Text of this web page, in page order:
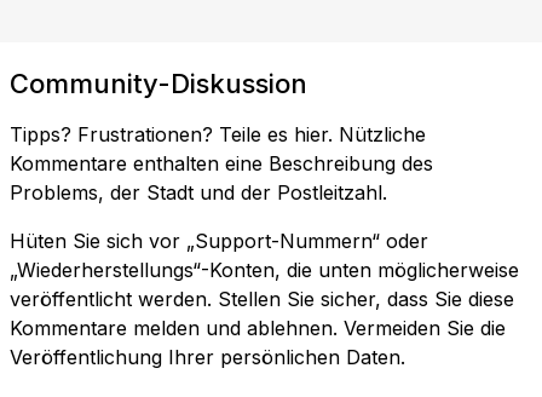
Community-Diskussion
Tipps? Frustrationen? Teile es hier. Nützliche
Kommentare enthalten eine Beschreibung des
Problems, der Stadt und der Postleitzahl.
Hüten Sie sich vor „Support-Nummern“ oder
„Wiederherstellungs“-Konten, die unten möglicherweise
veröffentlicht werden. Stellen Sie sicher, dass Sie diese
Kommentare melden und ablehnen. Vermeiden Sie die
Veröffentlichung Ihrer persönlichen Daten.